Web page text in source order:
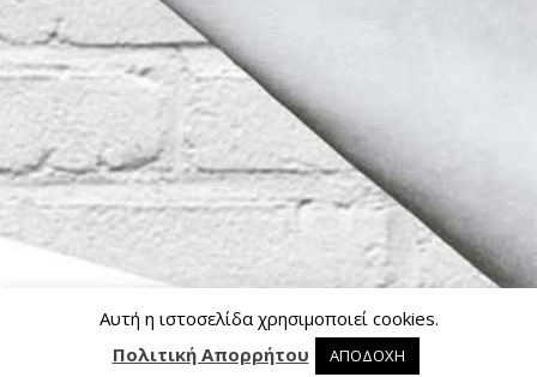
0 0 προϊόντα στο καλάθι
Αυτή η ιστοσελίδα χρησιμοποιεί cookies.
Πολιτική Απορρήτου
ΑΠΟΔΟΧΗ